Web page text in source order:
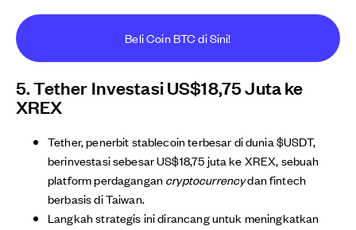
Beli Coin BTC di Sini!
5. Tether Investasi US$18,75 Juta ke
XREX
Tether, penerbit stablecoin terbesar di dunia $USDT,
berinvestasi sebesar US$18,75 juta ke XREX, sebuah
platform perdagangancryptocurrencydan fintech
berbasis di Taiwan.
Langkah strategis ini dirancang untuk meningkatkan